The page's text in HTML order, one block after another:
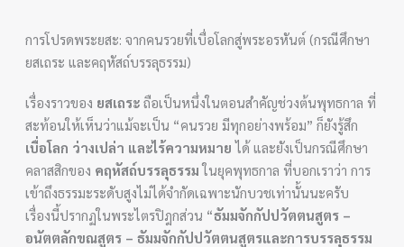
การโปรดพระยสะ: จากคนรวยที่เบื่อโลกสู่พระอรหันต์ (กรณีศึกษา
ยสเถระ และคฤหัสถ์บรรลุธรรม)
เรื่องราวของ ยสเถระ ถือเป็นหนึ่งในตอนสำคัญช่วงต้นพุทธกาล ที่
สะท้อนให้เห็นว่าแม้จะเป็น “คนรวย มีทุกอย่างพร้อม” ก็ยังรู้สึก
เบื่อโลก ว่างเปล่า และไร้ความหมาย ได้ และยังเป็นกรณีศึกษา
คลาสสิกของ คฤหัสถ์บรรลุธรรม ในยุคพุทธกาล ที่บอกเราว่า การ
เข้าถึงธรรมะระดับสูงไม่ได้จำกัดเฉพาะนักบวชเท่านั้นนะครับ
เรื่องนี้ปรากฏในพระไตรปิฎกส่วน “ธัมมจักกัปปวัตตนสูตร –
อนัตตลักขณสูตร – ธัมมจักกัปปวัตตนสูตรและการบรรลุธรรม